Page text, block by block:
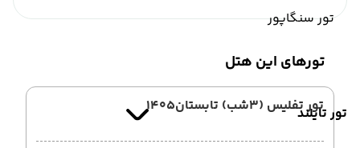
تور سنگاپور
تور تایلند
تورهای این هتل
تور تفلیس (3شب) تابستان1405